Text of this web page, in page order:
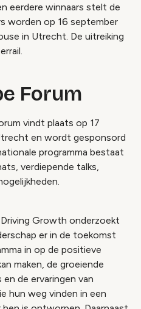
eerdere winnaars stelt de
worden op 16 september
in Utrecht. De uitreiking
Forum
vindt plaats op 17
en wordt gesponsord
programma bestaat
verdiepende talks,
Growth onderzoekt
er in de toekomst
in op de positieve
maken, de groeiende
de ervaringen van
hun weg vinden in een